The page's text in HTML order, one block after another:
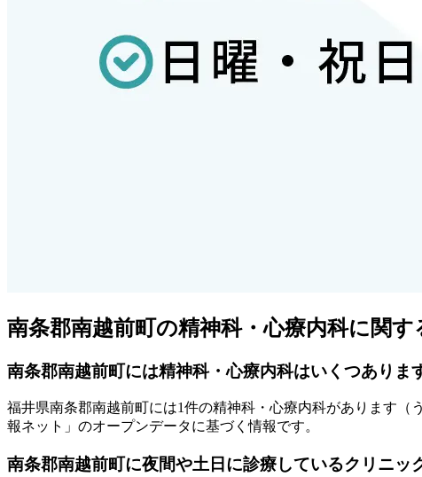
南条郡南越前町の精神科・心療内科に関す
南条郡南越前町には精神科・心療内科はいくつありま
福井県南条郡南越前町には1件の精神科・心療内科があります （
報ネット」のオープンデータに基づく情報です。
南条郡南越前町に夜間や土日に診療しているクリニッ